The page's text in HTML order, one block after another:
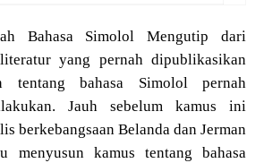
Bahasa Simolol Mengutip dari
yang pernah dipublikasikan
tentang bahasa Simolol pernah
Jauh sebelum kamus ini
berkebangsaan Belanda dan Jerman
menyusun kamus tentang bahasa